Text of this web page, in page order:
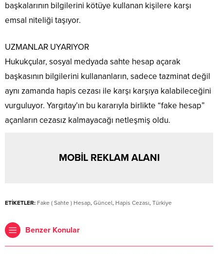
başkalarının bilgilerini kötüye kullanan kişilere karşı
emsal niteliği taşıyor.
UZMANLAR UYARIYOR
Hukukçular, sosyal medyada sahte hesap açarak
başkasının bilgilerini kullananların, sadece tazminat değil
aynı zamanda hapis cezası ile karşı karşıya kalabileceğini
vurguluyor. Yargıtay’ın bu kararıyla birlikte “fake hesap”
açanların cezasız kalmayacağı netleşmiş oldu.
MOBİL REKLAM ALANI
ETİKETLER: Fake ( Sahte ) Hesap, Güncel, Hapis Cezası, Türkiye
Benzer Konular